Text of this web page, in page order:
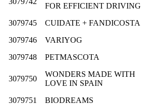
FOR EFFICIENT DRIVING
3079745 CUIDATE + FANDICOSTA
3079746
VARIYOG
3079748
PETMASCOTA
3079750
WONDERS MADE WITH
LOVE IN SPAIN
3079751 BIODREAMS